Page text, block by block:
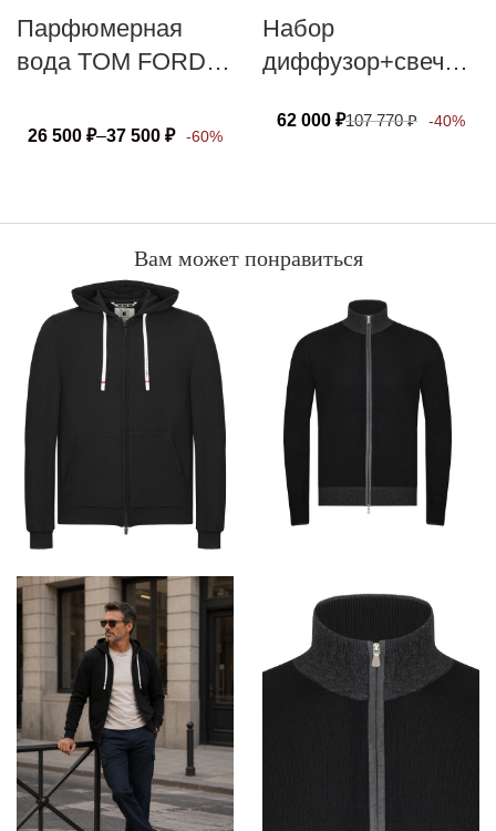
Парфюмерная
вода TOM FORD
26 500 ₽–37 500 ₽ -60%
Набор
диффузор+свеча
FIRENZE Rosso
62 000 ₽107 770₽ -40%
Вам может понравиться